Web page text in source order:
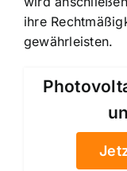
ihre
gewährleisten.